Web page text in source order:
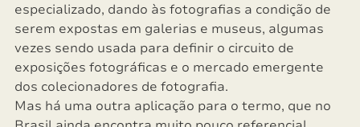
especializado, dando às fotografias a condição de
serem expostas em galerias e museus, algumas
vezes sendo usada para definir o circuito de
exposições fotográficas e o mercado emergente
dos colecionadores de fotografia.
Mas há uma outra aplicação para o termo, que no